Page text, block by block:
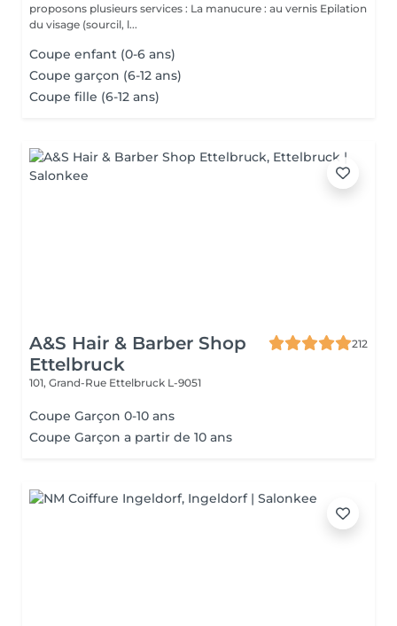
proposons plusieurs services : La manucure : au vernis Epilation
du visage (sourcil, l...
Coupe enfant (0-6 ans)
Coupe garçon (6-12 ans)
Coupe fille (6-12 ans)
A&S Hair & Barber Shop
Ettelbruck
212
101, Grand-Rue Ettelbruck L-9051
Coupe Garçon 0-10 ans
Coupe Garçon a partir de 10 ans